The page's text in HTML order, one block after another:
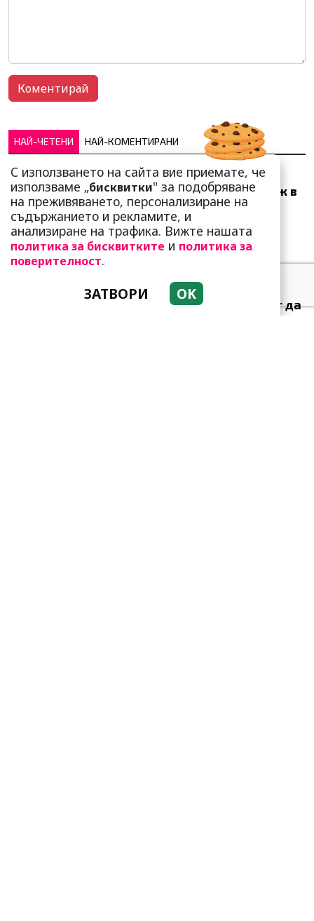
НАЙ-ЧЕТЕНИ НАЙ-КОМЕНТИРАНИ
Много скоро! Тези три
зодии ще получат „нож в
гърба“ (Ще бъдат
предаде...
Тези зодии най-обичат да
С използването на сайта вие приемате, че
използваме „бисквитки" за подобряване
на преживяването, персонализиране на
съдържанието и рекламите, и
анализиране на трафика. Вижте нашата
политика за бисквитките и политика за
поверителност.
ЗАТВОРИ OK